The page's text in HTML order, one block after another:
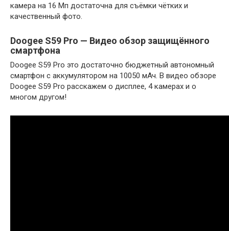
камера на 16 Мп достаточна для съёмки чётких и
качественный фото.
Doogee S59 Pro — Видео обзор защищённого
смартфона
Doogee S59 Pro это достаточно бюджетный автономный
смартфон с аккумулятором на 10050 мАч. В видео обзоре
Doogee S59 Pro расскажем о дисплее, 4 камерах и о
многом другом!